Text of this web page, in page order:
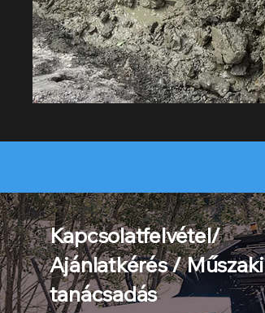
Kapcsolatfelvétel/
Ajánlatkérés / Műszaki
tanácsadás